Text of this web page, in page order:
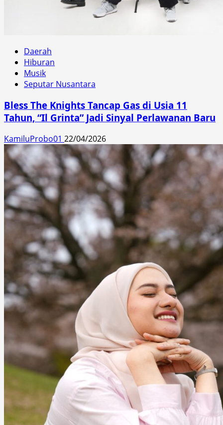
Daerah
Hiburan
Musik
Seputar Nusantara
Bless The Knights Tancap Gas di Usia 11
Tahun, “Il Grinta” Jadi Sinyal Perlawanan Baru
KamiluProbo01 22/04/2026